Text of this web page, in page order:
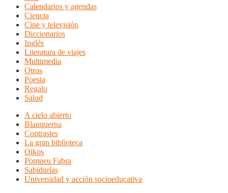
Calendarios y agendas
Ciencia
Cine y televisión
Diccionarios
Inglés
Literatura de viajes
Multimedia
Otros
Poesia
Regalo
Salud
A cielo abierto
Blanquerna
Contrastes
La gran biblioteca
Oikos
Pompeu Fabra
Sabidurías
Universidad y acción socioeducativa